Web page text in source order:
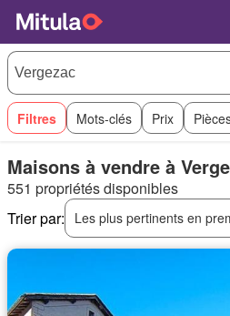
Filtres Mots-clés Prix
Maisons à vendre à
551 propriétés disponibles
Trier par:
Les plus pertinents en